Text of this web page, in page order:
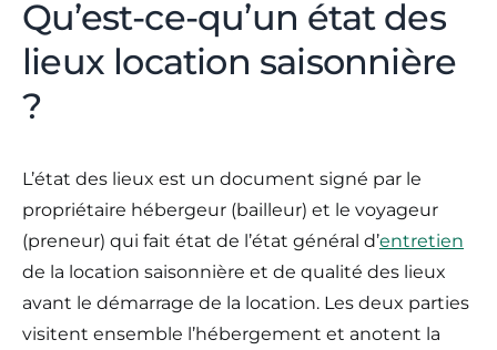
Qu’est-ce-qu’un état des
lieux location saisonnière
?
L’état des lieux est un document signé par le
propriétaire hébergeur (bailleur) et le voyageur
(preneur) qui fait état de l’état général d’entretien
de la location saisonnière et de qualité des lieux
avant le démarrage de la location. Les deux parties
visitent ensemble l’hébergement et anotent la